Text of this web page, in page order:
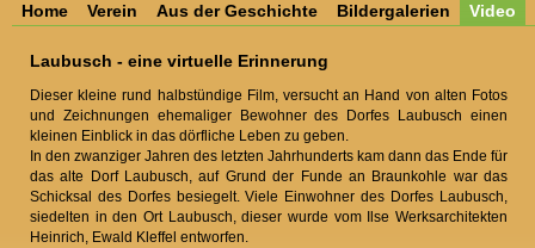
Home Verein Aus der Geschichte Bildergalerien Video
Laubusch - eine virtuelle Erinnerung
Dieser kleine rund halbstündige Film, versucht an Hand von alten Fotos
und Zeichnungen ehemaliger Bewohner des Dorfes Laubusch einen
kleinen Einblick in das dörfliche Leben zu geben.
In den zwanziger Jahren des letzten Jahrhunderts kam dann das Ende für
das alte Dorf Laubusch, auf Grund der Funde an Braunkohle war das
Schicksal des Dorfes besiegelt. Viele Einwohner des Dorfes Laubusch,
siedelten in den Ort Laubusch, dieser wurde vom Ilse Werksarchitekten
Heinrich, Ewald Kleffel entworfen.